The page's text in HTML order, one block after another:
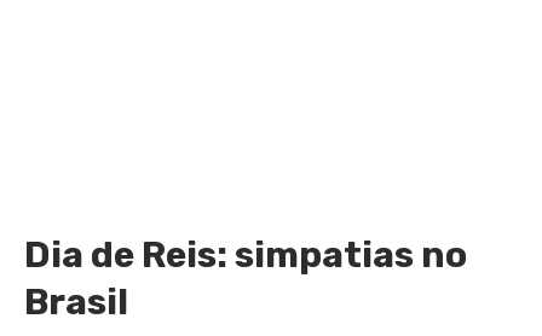
Dia de Reis: simpatias no
Brasil